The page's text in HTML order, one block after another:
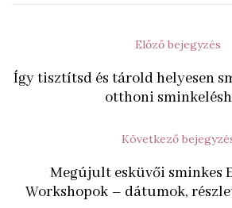
Előző bejegyzés
Így tisztítsd és tárold helyesen
otthoni
Következő
Megújult esküvői sminkes
Workshopok – dátumok,